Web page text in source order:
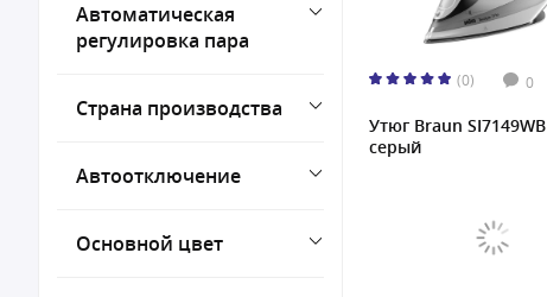
Автоматическая
регулировка пара
Страна производства
Автоотключение
Основной цвет
(0) 0
Утюг Braun SI7149WB
серый